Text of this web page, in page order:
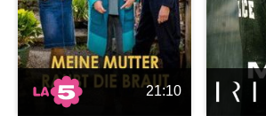
21:10